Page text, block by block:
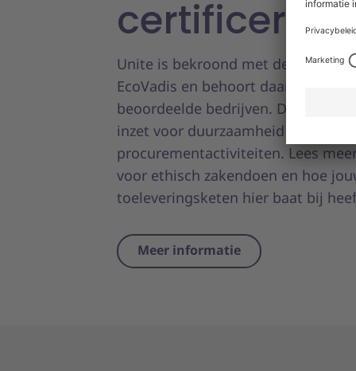
Unite is bekroond met de gouden
EcoVadis en behoort daarmee tot
beoordeelde bedrijven. Deze
inzet voor duurzaamheid en
procurementactiviteiten. Lees
voor ethisch zakendoen en hoe
toeleveringsketen hier baat bij
Meer informatie